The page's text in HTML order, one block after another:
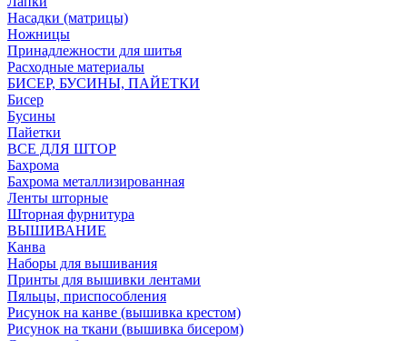
Насадки (матрицы)
Ножницы
Принадлежности для шитья
Расходные материалы
БИСЕР, БУСИНЫ, ПАЙЕТКИ
Бисер
Бусины
Пайетки
ВСЕ ДЛЯ ШТОР
Бахрома
Бахрома металлизированная
Ленты шторные
Шторная фурнитура
ВЫШИВАНИЕ
Канва
Наборы для вышивания
Принты для вышивки лентами
Пяльцы, приспособления
Рисунок на канве (вышивка крестом)
Рисунок на ткани (вышивка бисером)